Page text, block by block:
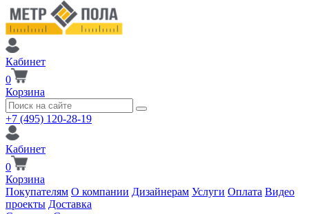
Кабинет
0
Корзина
+7 (495) 120-28-19
Кабинет
0
Корзина
Покупателям О компании Дизайнерам Услуги Оплата Видео
проекты Доставка